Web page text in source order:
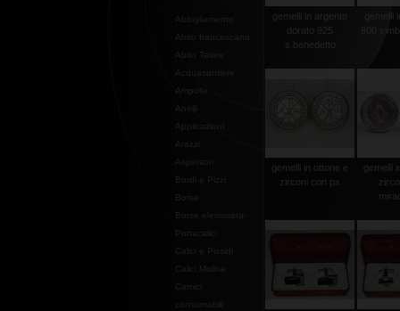
Abbigliamento
Abito francescano
Abito Talare
Acquasantiere
Ampolle
Anelli
Applicazioni
Arazzi
Aspersori
Bordi e Pizzi
Borse
Borse elemosina-
Portacalici
Calici e Pissidi
Calici Molina
gemelli in argento
dorato 925
s.benedetto
gemelli
800
gemelli in ottone e
zirconi con px
gemelli